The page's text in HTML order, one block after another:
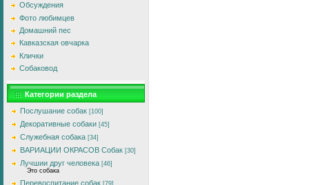
Обсуждения
Фото любимцев
Домашний пес
Кавказская овчарка
Клички
Собаковод
Категории раздела
Послушание собак [100]
Декоративные собаки [45]
Служебная собака [34]
ВАРИАЦИИ ОКРАСОВ Собак [30]
Лучшии друг человека [46]
Это собака
Перевоспитание собак [79]